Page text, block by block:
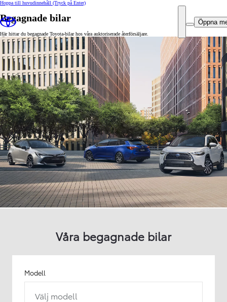
Hoppa till huvudinnehåll (Tryck på Enter)
Öppna
Begagnade bilar
Här hittar du begagnade Toyota-bilar hos våra auktoriserade återförsäljare.
Våra begagnade bilar
Modell
Välj modell